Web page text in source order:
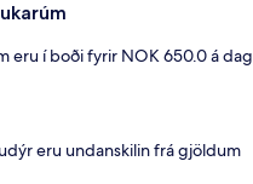
eru í boði fyrir NOK 650.0 á dag
eru undanskilin frá gjöldum